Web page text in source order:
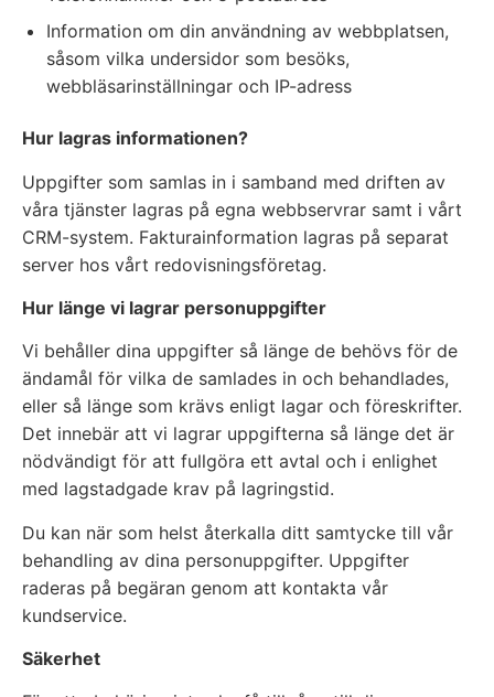
Information om din användning av webbplatsen,
såsom vilka undersidor som besöks,
webbläsarinställningar och IP-adress
Hur lagras informationen?
Uppgifter som samlas in i samband med driften av
våra tjänster lagras på egna webbservrar samt i vårt
CRM-system. Fakturainformation lagras på separat
server hos vårt redovisningsföretag.
Hur länge vi lagrar personuppgifter
Vi behåller dina uppgifter så länge de behövs för de
ändamål för vilka de samlades in och behandlades,
eller så länge som krävs enligt lagar och föreskrifter.
Det innebär att vi lagrar uppgifterna så länge det är
nödvändigt för att fullgöra ett avtal och i enlighet
med lagstadgade krav på lagringstid.
Du kan när som helst återkalla ditt samtycke till vår
behandling av dina personuppgifter. Uppgifter
raderas på begäran genom att kontakta vår
kundservice.
Säkerhet